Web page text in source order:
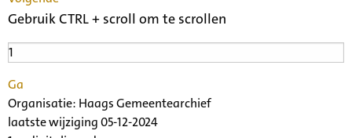
Gebruik CTRL + scroll om te scrollen
Ga
Organisatie: Haags Gemeentearchief
laatste wijziging 05-12-2024